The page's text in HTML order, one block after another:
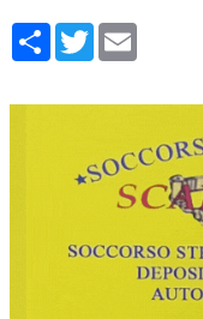
Condividi
Twitter